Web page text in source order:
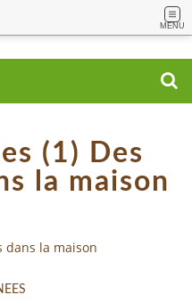
MENU
(1) Des
la maison
dans la maison